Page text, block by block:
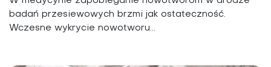
badań przesiewowych brzmi jak ostateczność.
Wczesne wykrycie nowotworu...